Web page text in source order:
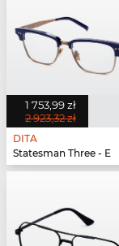
1 753,99 zł
2 923,32 zł
DITA
Statesman Three - E